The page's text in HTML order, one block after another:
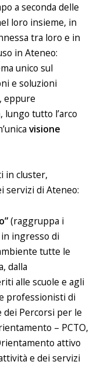
a seconda delle
loro insieme, in
tra loro e in
in Ateneo:
unico sul
e soluzioni
eppure
, lungo tutto l’arco
visione
in cluster,
servizi di Ateneo:
(raggruppa i
ingresso di
tutte le
dalla
alle scuole e agli
professionisti di
dei Percorsi per le
– PCTO,
attivo
e dei servizi